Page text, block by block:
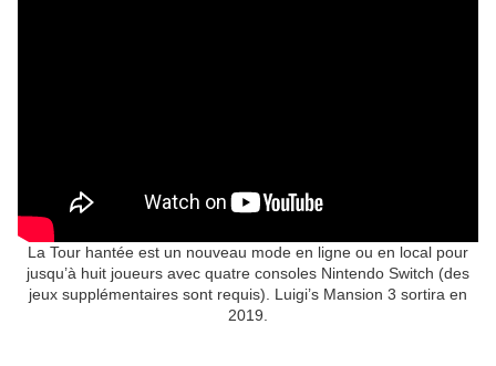
La Tour hantée est un nouveau mode en ligne ou en local pour
jusqu’à huit joueurs avec quatre consoles Nintendo Switch (des
jeux supplémentaires sont requis). Luigi’s Mansion 3 sortira en
2019.